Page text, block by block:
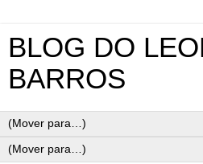
BLOG DO
BARROS